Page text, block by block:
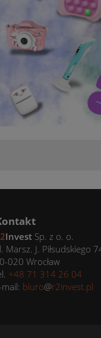
2Invest Sp. z o. o.
Marsz. J. Piłsudskiego
020 Wrocław
+48 71 314 26 04
mail: biuro@r2invest.pl